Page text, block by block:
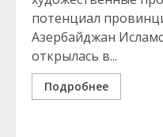
потенциал
Азербайджан
открылась в...
Подробнее